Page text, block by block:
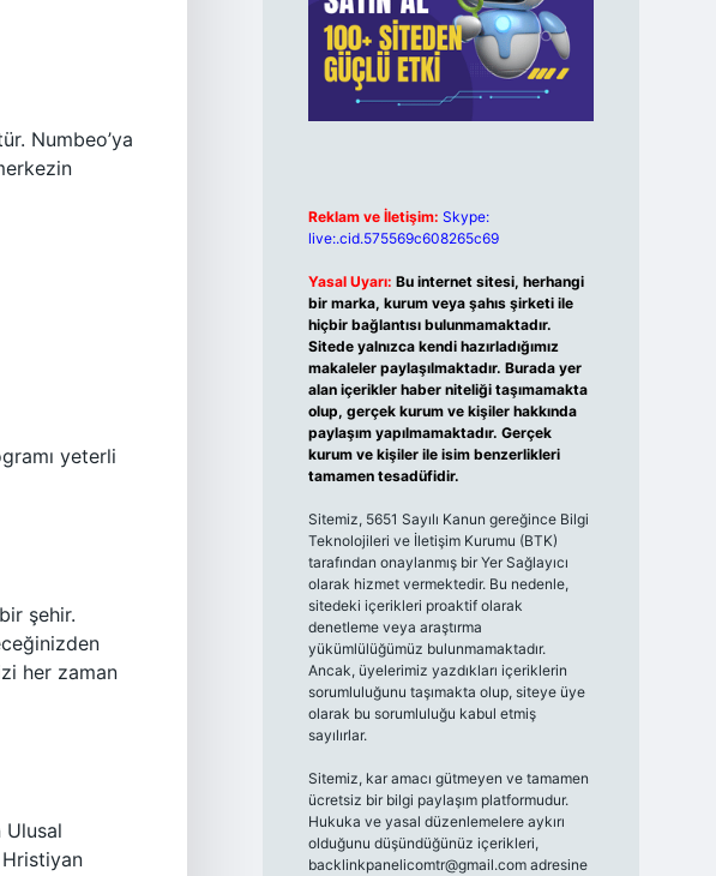
Numbeo’ya
yeterli
şehir.
her zaman
Ulusal
Reklam ve İletişim: Skype:
live:.cid.575569c608265c69
Yasal Uyarı: Bu internet sitesi, herhangi
bir marka, kurum veya şahıs şirketi ile
hiçbir bağlantısı bulunmamaktadır.
Sitede yalnızca kendi hazırladığımız
makaleler paylaşılmaktadır. Burada yer
alan içerikler haber niteliği taşımamakta
olup, gerçek kurum ve kişiler hakkında
paylaşım yapılmamaktadır. Gerçek
kurum ve kişiler ile isim benzerlikleri
tamamen tesadüfidir.
Sitemiz, 5651 Sayılı Kanun gereğince Bilgi
Teknolojileri ve İletişim Kurumu (BTK)
tarafından onaylanmış bir Yer Sağlayıcı
olarak hizmet vermektedir. Bu nedenle,
sitedeki içerikleri proaktif olarak
denetleme veya araştırma
yükümlülüğümüz bulunmamaktadır.
Ancak, üyelerimiz yazdıkları içeriklerin
sorumluluğunu taşımakta olup, siteye üye
olarak bu sorumluluğu kabul etmiş
sayılırlar.
Sitemiz, kar amacı gütmeyen ve tamamen
ücretsiz bir bilgi paylaşım platformudur.
Hukuka ve yasal düzenlemelere aykırı
olduğunu düşündüğünüz içerikleri,
backlinkpanelicomtr@gmail.comadresine